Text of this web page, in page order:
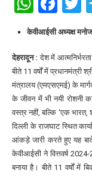
केवीआईसी अध्यक्ष
देहरादून : देश में
बीते 11 वर्षों में प्रधानमंत्री
मंत्रालय (एमएसएमई) के
के जीवन में भी नयी रोशनी
वस्त्र नहीं, बल्कि ‘एक भारत,
दिल्ली के राजघाट स्थित
आंकड़े जारी करते हुए यह
केवीआईसी ने वित्तवर्ष
बनाया है। बीते 11 वर्षों में